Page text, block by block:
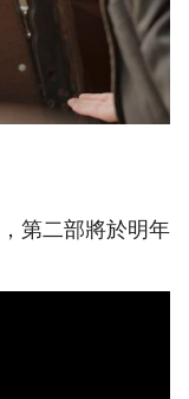
第二部將於明年